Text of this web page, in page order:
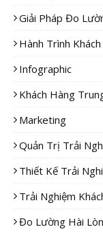
Giải Pháp Đo
Hành Trình
Infographic
Khách Hàng
Marketing
Quản Trị Trải
Thiết Kế Trải
Trải Nghiệm
Đo Lường Hài